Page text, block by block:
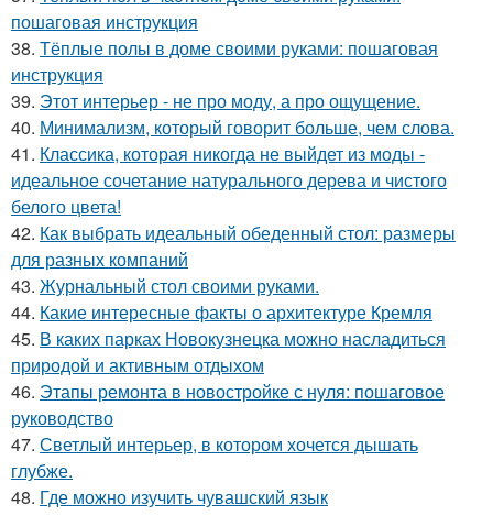
пошаговая инструкция
38. Тёплые полы в доме своими руками: пошаговая
инструкция
39. Этот интерьер - не про моду, а про ощущение.
40. Минимализм, который говорит больше, чем слова.
41. Классика, которая никогда не выйдет из моды -
идеальное сочетание натурального дерева и чистого
белого цвета!
42. Как выбрать идеальный обеденный стол: размеры
для разных компаний
43. Журнальный стол своими руками.
44. Какие интересные факты о архитектуре Кремля
45. В каких парках Новокузнецка можно насладиться
природой и активным отдыхом
46. Этапы ремонта в новостройке с нуля: пошаговое
руководство
47. Светлый интерьер, в котором хочется дышать
глубже.
48. Где можно изучить чувашский язык